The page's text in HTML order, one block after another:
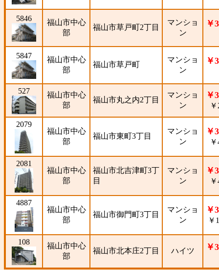
5846
福山市中心
部
福山市草戸町2丁目
マンショ
ン
￥
5847
福山市中心
部
福山市草戸町
マンショ
ン
￥
527
福山市中心
部
福山市丸之内2丁目
マンショ
ン
￥
2079
福山市中心
部
福山市東町3丁目
マンショ
ン
￥
2081
福山市中心
部
福山市北吉津町3丁
目
マンショ
ン
￥
4887
福山市中心
部
福山市御門町3丁目
マンショ
ン
￥
￥
108
福山市中心
部
福山市北本庄2丁目 ハイツ ￥